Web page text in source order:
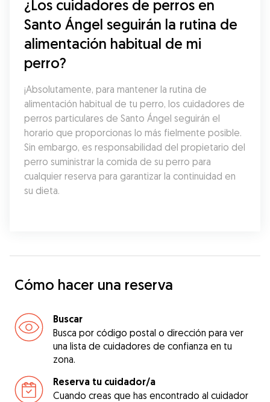
¿Los cuidadores de perros en
Santo Ángel seguirán la rutina de
alimentación habitual de mi
perro?
¡Absolutamente, para mantener la rutina de
alimentación habitual de tu perro, los cuidadores de
perros particulares de Santo Ángel seguirán el
horario que proporcionas lo más fielmente posible.
Sin embargo, es responsabilidad del propietario del
perro suministrar la comida de su perro para
cualquier reserva para garantizar la continuidad en
su dieta.
Cómo hacer una reserva
Buscar
Busca por código postal o dirección para ver
una lista de cuidadores de confianza en tu
zona.
Reserva tu cuidador/a
Cuando creas que has encontrado al cuidador